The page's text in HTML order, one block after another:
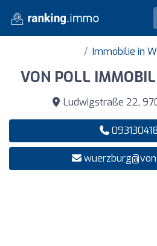
Immobilie in
VON POLL
Ludwigstraße 22,